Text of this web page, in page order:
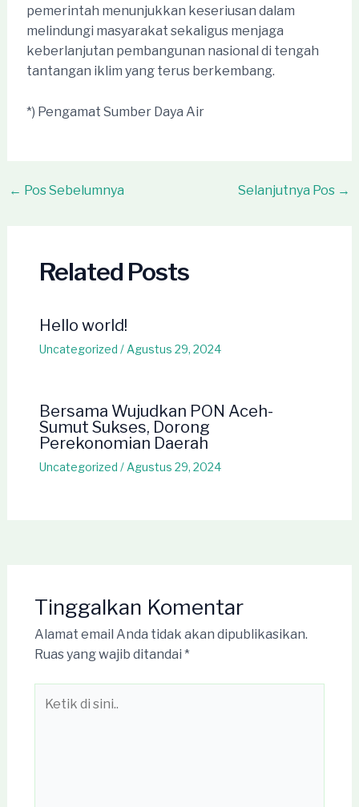
pemerintah menunjukkan keseriusan dalam
melindungi masyarakat sekaligus menjaga
keberlanjutan pembangunan nasional di tengah
tantangan iklim yang terus berkembang.
*) Pengamat Sumber Daya Air
Post
← Pos Sebelumnya Selanjutnya Pos →
Related Posts
Hello world!
Uncategorized / Agustus 29, 2024
Bersama Wujudkan PON Aceh-
Sumut Sukses, Dorong
Perekonomian Daerah
Uncategorized / Agustus 29, 2024
Tinggalkan Komentar
Alamat email Anda tidak akan dipublikasikan.
Ruas yang wajib ditandai *